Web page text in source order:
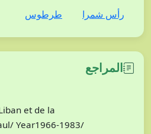
رأس شمرا طرطوس
المراجع
et de la
Year1966-1983/